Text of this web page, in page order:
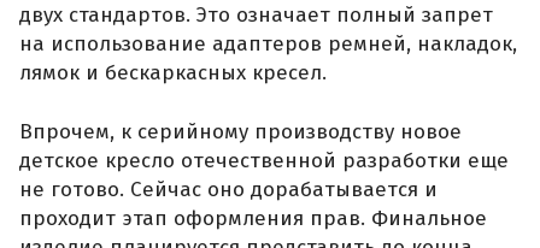
двух стандартов. Это означает полный запрет
на использование адаптеров ремней, накладок,
лямок и бескаркасных кресел.
Впрочем, к серийному производству новое
детское кресло отечественной разработки еще
не готово. Сейчас оно дорабатывается и
проходит этап оформления прав. Финальное